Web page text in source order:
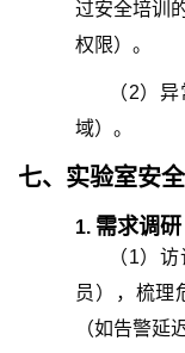
过安全培训
权限）。
（2） 异
域）。
七、 实验室安
1. 需求调研
（1） 访
员），梳理
（如告警延